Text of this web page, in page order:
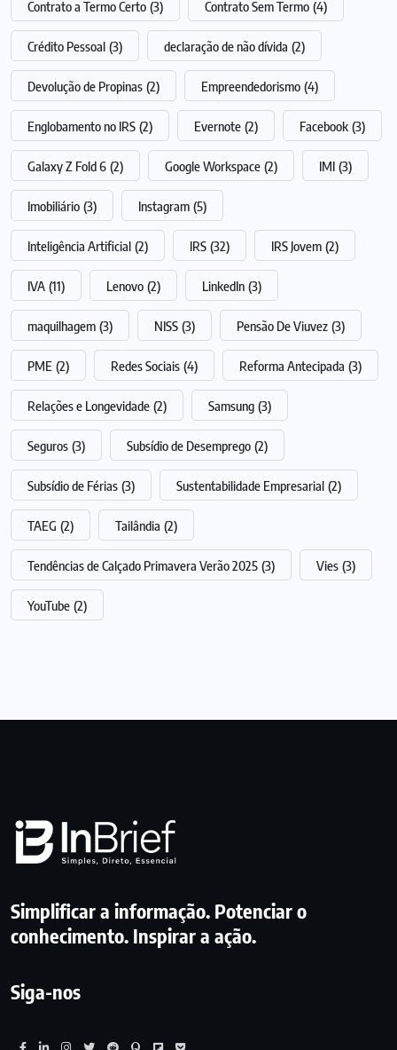
Contrato a Termo Certo (3) Contrato Sem Termo (4)
Crédito Pessoal (3) declaração de não dívida (2)
Devolução de Propinas (2) Empreendedorismo (4)
Englobamento no IRS (2) Evernote (2) Facebook (3)
Galaxy Z Fold 6 (2) Google Workspace (2) IMI (3)
Imobiliário (3) Instagram (5)
Inteligência Artificial (2) IRS (32) IRS Jovem (2)
IVA (11) Lenovo (2) LinkedIn (3)
maquilhagem (3) NISS (3) Pensão De Viuvez (3)
PME (2) Redes Sociais (4) Reforma Antecipada (3)
Relações e Longevidade (2) Samsung (3)
Seguros (3) Subsídio de Desemprego (2)
Subsídio de Férias (3) Sustentabilidade Empresarial (2)
TAEG (2) Tailândia (2)
Tendências de Calçado Primavera Verão 2025 (3) Vies (3)
YouTube (2)
Simplificar a informação. Potenciar o
conhecimento. Inspirar a ação.
Siga-nos